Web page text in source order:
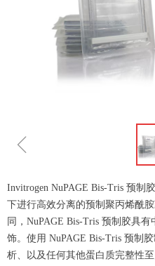
ꁆ
Invitrogen NuPAGE Bis-Tris 预制
下进行高效分离的预制聚丙烯酰
同，NuPAGE Bis-Tris 预制胶具
饰。使用 NuPAGE Bis-Tris 预制
析、以及任何其他蛋白质完整性